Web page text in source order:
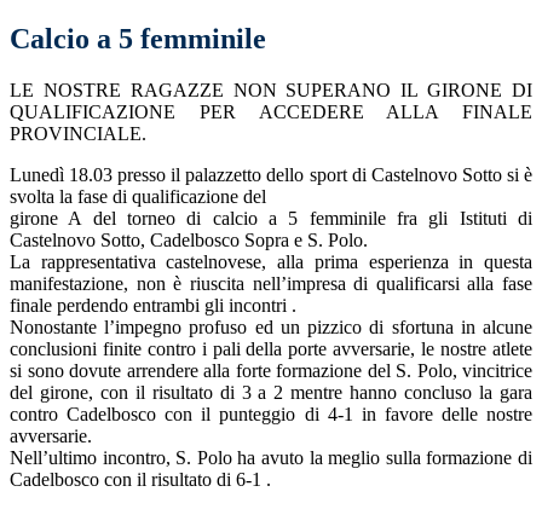
Calcio a 5 femminile
LE NOSTRE RAGAZZE NON SUPERANO IL GIRONE DI
QUALIFICAZIONE PER ACCEDERE ALLA FINALE
PROVINCIALE.
Lunedì 18.03 presso il palazzetto dello sport di Castelnovo Sotto si è
svolta la fase di qualificazione del
girone A del torneo di calcio a 5 femminile fra gli Istituti di
Castelnovo Sotto, Cadelbosco Sopra e S. Polo.
La rappresentativa castelnovese, alla prima esperienza in questa
manifestazione, non è riuscita nell’impresa di qualificarsi alla fase
finale perdendo entrambi gli incontri .
Nonostante l’impegno profuso ed un pizzico di sfortuna in alcune
conclusioni finite contro i pali della porte avversarie, le nostre atlete
si sono dovute arrendere alla forte formazione del S. Polo, vincitrice
del girone, con il risultato di 3 a 2 mentre hanno concluso la gara
contro Cadelbosco con il punteggio di 4-1 in favore delle nostre
avversarie.
Nell’ultimo incontro, S. Polo ha avuto la meglio sulla formazione di
Cadelbosco con il risultato di 6-1 .